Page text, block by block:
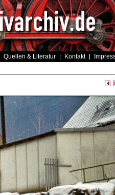
Quellen & Literatur Kontakt